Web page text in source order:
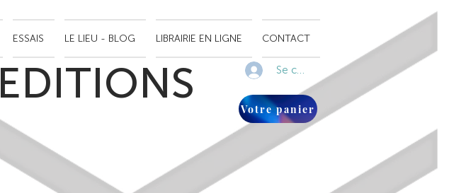
ESSAIS LE LIEU - BLOG LIBRAIRIE EN LIGNE CONTACT
EDITIONS Se connecter
Votre panier